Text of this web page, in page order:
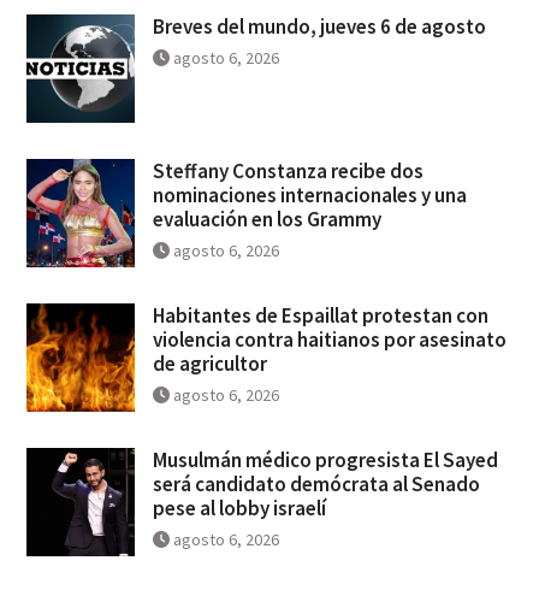
Breves del mundo, jueves 6 de agosto
agosto 6, 2026
Steffany Constanza recibe dos
nominaciones internacionales y una
evaluación en los Grammy
agosto 6, 2026
Habitantes de Espaillat protestan con
violencia contra haitianos por asesinato
de agricultor
agosto 6, 2026
Musulmán médico progresista El Sayed
será candidato demócrata al Senado
pese al lobby israelí
agosto 6, 2026